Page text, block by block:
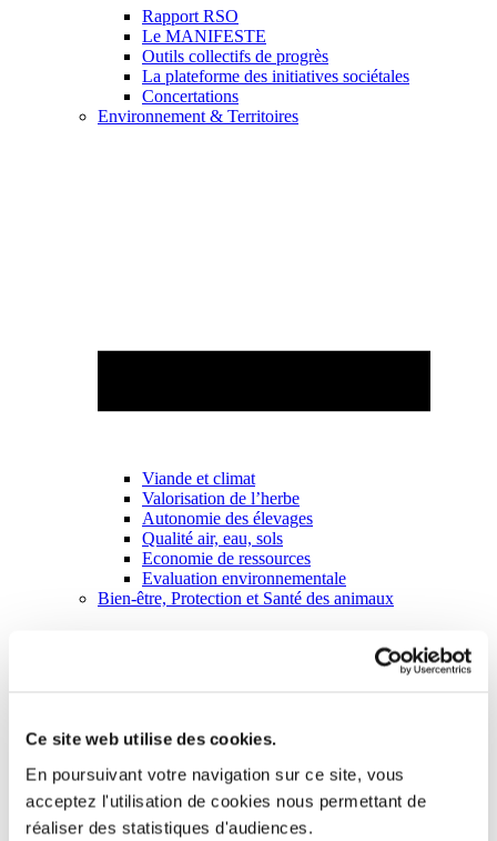
Ce site web utilise des cookies.
En poursuivant votre navigation sur ce site, vous
acceptez l'utilisation de cookies nous permettant de
réaliser des statistiques d'audiences.
Rapport RSO
Le MANIFESTE
Outils collectifs de progrès
La plateforme des initiatives sociétales
Concertations
Environnement & Territoires
Viande et climat
Valorisation de l’herbe
Autonomie des élevages
Qualité air, eau, sols
Economie de ressources
Evaluation environnementale
Bien-être, Protection et Santé des animaux